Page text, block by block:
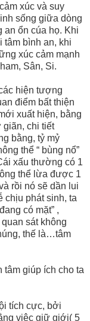
xúc và suy
sống giữa dòng
an ổn cúa họ. Khi
tâm bình an, khi
xúc cảm mạnh
Sân, Si.
hiện tượng
điểm bất thiện
xuất hiện, bằng
giãn, chi tiết
bằng, tỷ mỷ
thể “ bùng nổ”
xấu thường có 1
thể lừa được 1
rồi nó sẽ dần lui
chịu phát sinh, ta
có mặt” ,
sát không
thế là…tâm
tâm giúp ích cho ta
tích cực, bởi
việc giữ giới( 5